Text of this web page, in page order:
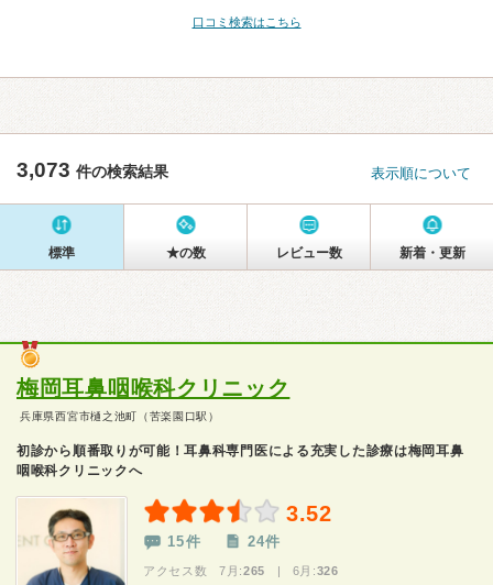
口コミ検索はこちら
3,073 件の検索結果 表示順について
標準 ★の数 レビュー数 新着・更新
梅岡耳鼻咽喉科クリニック
兵庫県西宮市樋之池町（苦楽園口駅）
初診から順番取りが可能！耳鼻科専門医による充実した診療は梅岡耳鼻
咽喉科クリニックへ
3.52
15件 24件
アクセス数 7月:265 | 6月:326